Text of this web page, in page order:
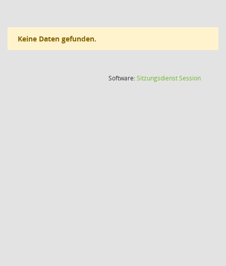
Keine Daten gefunden.
Software:SitzungsdienstSession(Wird in